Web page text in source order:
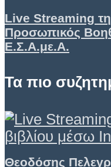
Live Streaming
Προσωπικός
Ε.Σ.Α.με.Α.
Τα πιο
Θεοδόσης